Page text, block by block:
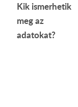
Kik ismerhetik
meg az
adatokat?